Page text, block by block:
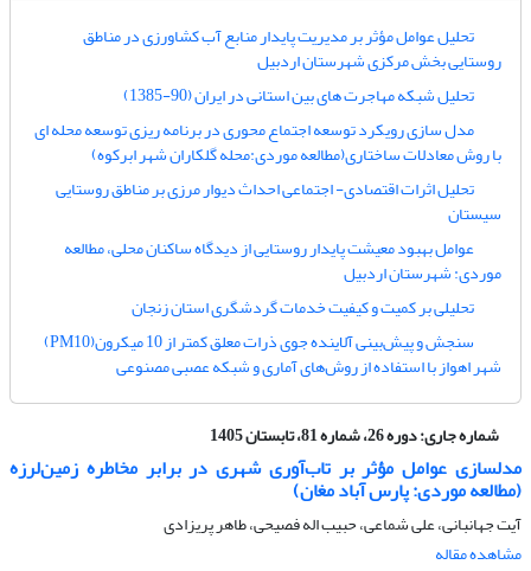
تحلیل عوامل مؤثر بر مدیریت پایدار منابع آب کشاورزی در مناطق
روستایی بخش مرکزی شهرستان اردبیل
تحلیل شبکه مهاجرت های بین استانی در ایران (90-1385)
مدل سازی رویکرد توسعه اجتماع محوری در برنامه ریزی توسعه محله ای
با روش معادلات ساختاری(مطالعه موردی:محله گلکاران شهر ابرکوه)
تحلیل اثرات اقتصادی- اجتماعی احداث دیوار مرزی بر مناطق روستایی
سیستان
عوامل بهبود معیشت پایدار روستایی از دیدگاه ساکنان محلی، مطالعه
موردی: شهرستان اردبیل
تحلیلی بر کمیت و کیفیت خدمات گردشگری استان زنجان
سنجش و پیش‌بینی آلاینده جوی ذرات معلق کمتر از 10 میکرون(PM10)
شهر اهواز با استفاده از روش‌های آماری و شبکه عصبی مصنوعی
شماره جاری:دوره 26، شماره 81، تابستان 1405
مدلسازی عوامل مؤثر بر تاب‌آوری شهری در برابر مخاطره زمین‌لرزه
(مطالعه موردی: پارس آباد مغان)
آیت جهانبانی، علی شماعی، حبیب اله فصیحی، طاهر پریزادی
مشاهده مقاله